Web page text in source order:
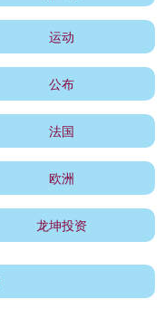
运动
公布
法国
欧洲
龙坤投资